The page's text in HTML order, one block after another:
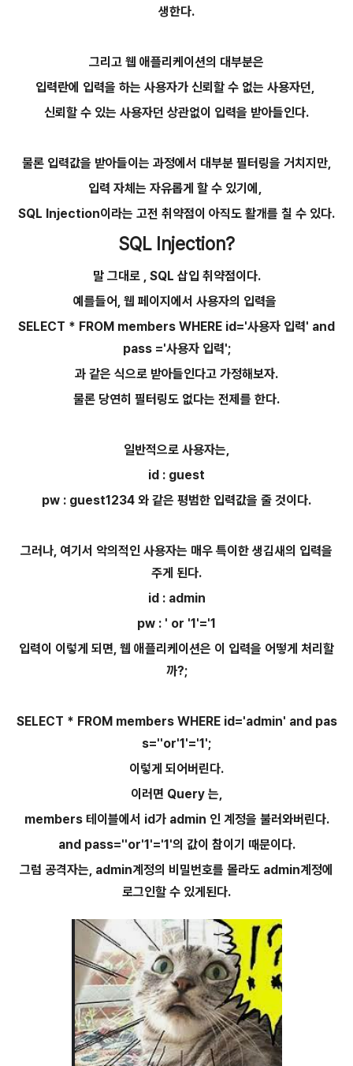
생한다.
그리고 웹 애플리케이션의 대부분은
입력란에 입력을 하는 사용자가 신뢰할 수 없는 사용자던,
신뢰할 수 있는 사용자던 상관없이 입력을 받아들인다.
물론 입력값을 받아들이는 과정에서 대부분 필터링을 거치지만,
입력 자체는 자유롭게 할 수 있기에,
SQL Injection이라는 고전 취약점이 아직도 활개를 칠 수 있다.
SQL Injection?
말 그대로 , SQL 삽입 취약점이다.
예를들어, 웹 페이지에서 사용자의 입력을
SELECT * FROM members WHERE id='사용자 입력' and
pass ='사용자 입력';
과 같은 식으로 받아들인다고 가정해보자.
물론 당연히 필터링도 없다는 전제를 한다.
일반적으로 사용자는,
id : guest
pw : guest1234 와 같은 평범한 입력값을 줄 것이다.
그러나, 여기서 악의적인 사용자는 매우 특이한 생김새의 입력을
주게 된다.
id : admin
pw : ' or '1'='1
입력이 이렇게 되면, 웹 애플리케이션은 이 입력을 어떻게 처리할
까?;
SELECT * FROM members WHERE id='admin' and pas
s=''or'1'='1';
이렇게 되어버린다.
이러면 Query 는,
members 테이블에서 id가 admin 인 계정을 불러와버린다.
and pass=''or'1'='1'의 값이 참이기 때문이다.
그럼 공격자는, admin계정의 비밀번호를 몰라도 admin계정에
로그인할 수 있게된다.